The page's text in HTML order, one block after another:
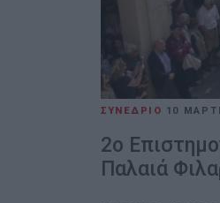
ΣΥΝΕΔΡΙΟ 10
2o
Παλαιά